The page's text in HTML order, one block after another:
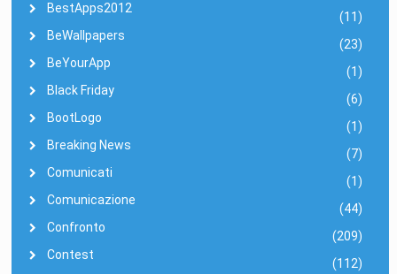
BestApps2012
(11)
BeWallpapers
(23)
BeYourApp
(1)
Black Friday
(6)
BootLogo
(1)
Breaking News
(7)
Comunicati
(1)
Comunicazione
(44)
Confronto
(209)
Contest
(112)